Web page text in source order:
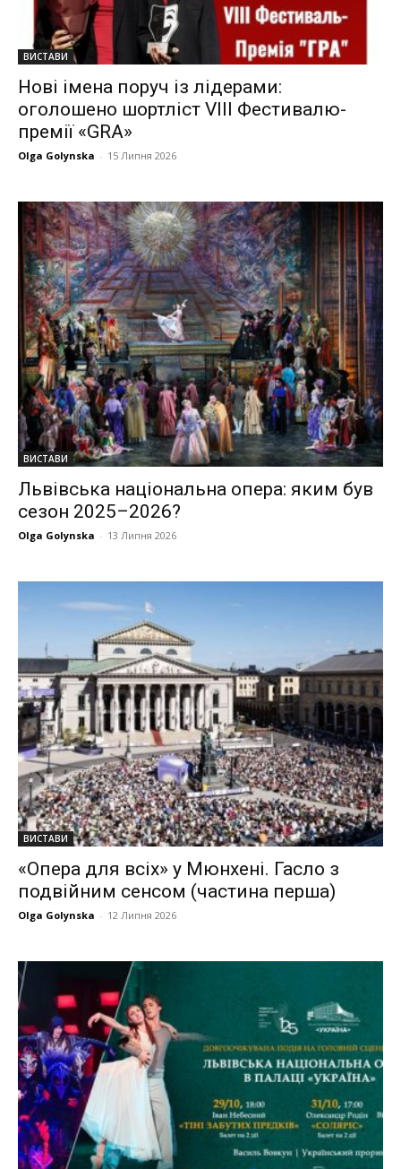
ВИСТАВИ
Нові імена поруч із лідерами:
оголошено шортліст VIII Фестивалю-
премії «GRA»
Olga Golynska - 15 Липня 2026
ВИСТАВИ
Львівська національна опера: яким був
сезон 2025–2026?
Olga Golynska - 13 Липня 2026
ВИСТАВИ
«Опера для всіх» у Мюнхені. Гасло з
подвійним сенсом (частина перша)
Olga Golynska - 12 Липня 2026